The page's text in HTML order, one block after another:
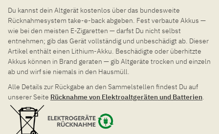
Du kannst dein Altgerät kostenlos über das bundesweite
Rücknahmesystem take-e-back abgeben. Fest verbaute Akkus —
wie bei den meisten E-Zigaretten — darfst Du nicht selbst
entnehmen; gib das Gerät vollständig und unbeschädigt ab. Dieser
Artikel enthält einen Lithium-Akku. Beschädigte oder überhitzte
Akkus können in Brand geraten — gib Altgeräte trocken und einzeln
ab und wirf sie niemals in den Hausmüll.
Alle Details zur Rückgabe an den Sammelstellen findest Du auf
unserer Seite Rücknahme von Elektroaltgeräten und Batterien.